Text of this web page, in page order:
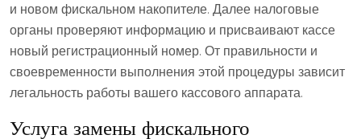
и новом фискальном накопителе. Далее налоговые
органы проверяют информацию и присваивают кассе
новый регистрационный номер. От правильности и
своевременности выполнения этой процедуры зависит
легальность работы вашего кассового аппарата.
Услуга замены фискального